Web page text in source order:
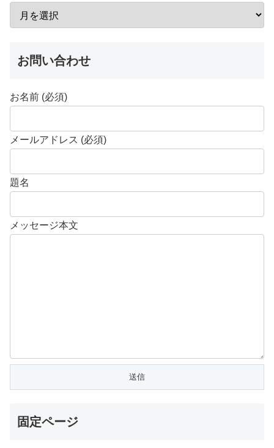
お問い合わせ
お名前 (必須)
メールアドレス (必須)
題名
メッセージ本文
固定ページ